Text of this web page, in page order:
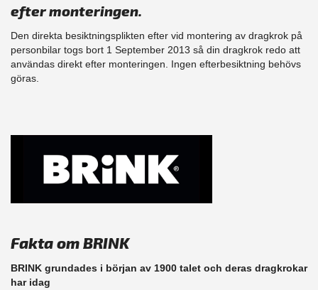
efter monteringen.
Den direkta besiktningsplikten efter vid montering av dragkrok på
personbilar togs bort 1 September 2013 så din dragkrok redo att
användas direkt efter monteringen. Ingen efterbesiktning behövs
göras.
Fakta om BRINK
BRINK grundades i början av 1900 talet och deras dragkrokar
har idag